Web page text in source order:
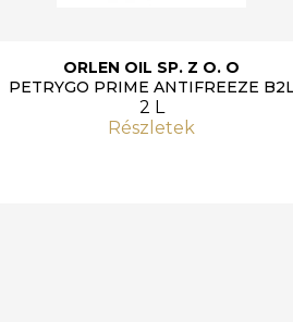
ORLEN OIL SP. Z O. O
PETRYGO PRIME ANTIFREEZE
2 L
Részletek